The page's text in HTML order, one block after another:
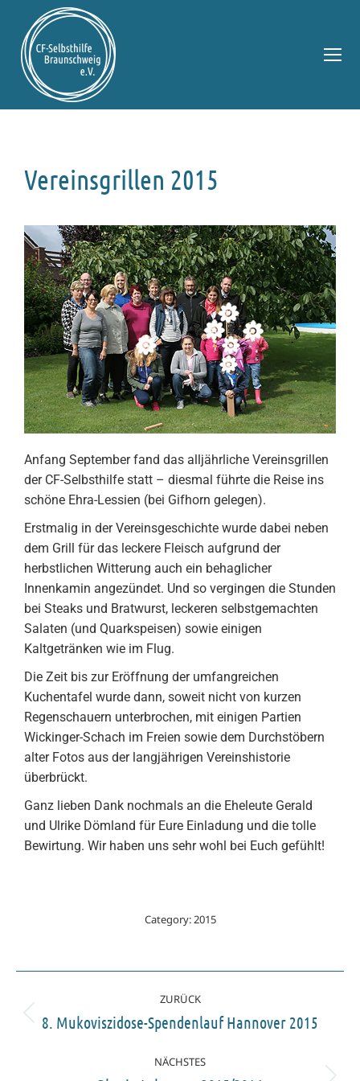
Vereinsgrillen 2015
Anfang September fand das alljährliche Vereinsgrillen
der CF-Selbsthilfe statt – diesmal führte die Reise ins
schöne Ehra-Lessien (bei Gifhorn gelegen).
Erstmalig in der Vereinsgeschichte wurde dabei neben
dem Grill für das leckere Fleisch aufgrund der
herbstlichen Witterung auch ein behaglicher
Innenkamin angezündet. Und so vergingen die Stunden
bei Steaks und Bratwurst, leckeren selbstgemachten
Salaten (und Quarkspeisen) sowie einigen
Kaltgetränken wie im Flug.
Die Zeit bis zur Eröffnung der umfangreichen
Kuchentafel wurde dann, soweit nicht von kurzen
Regenschauern unterbrochen, mit einigen Partien
Wickinger-Schach im Freien sowie dem Durchstöbern
alter Fotos aus der langjährigen Vereinshistorie
überbrückt.
Ganz lieben Dank nochmals an die Eheleute Gerald
und Ulrike Dömland für Eure Einladung und die tolle
Bewirtung. Wir haben uns sehr wohl bei Euch gefühlt!
Category:2015
ZURÜCK
8. Mukoviszidose-Spendenlauf Hannover 2015
NÄCHSTES